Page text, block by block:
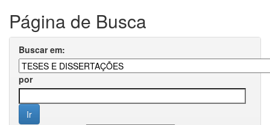
Página de Busca
Buscar em:
por